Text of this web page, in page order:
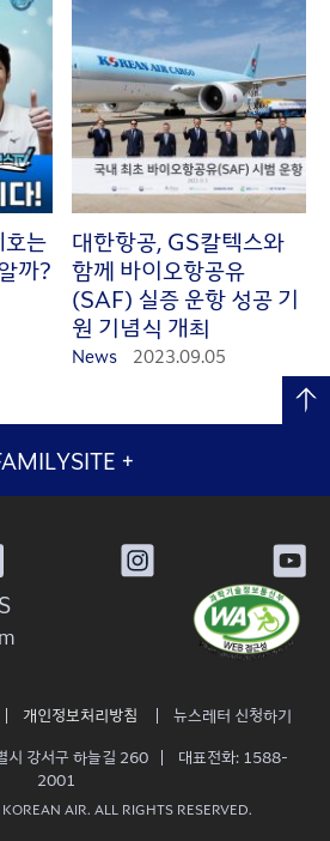
는
까?
대한항공, GS칼텍스와
함께 바이오항공유
(SAF) 실증 운항 성공 기
원 기념식 개최
News 2023.09.05
+
개인정보처리방침
뉴스레터 신청하기
시 강서구 하늘길 260
대표전화: 1588-
2001
AIR. ALL RIGHTS RESERVED.